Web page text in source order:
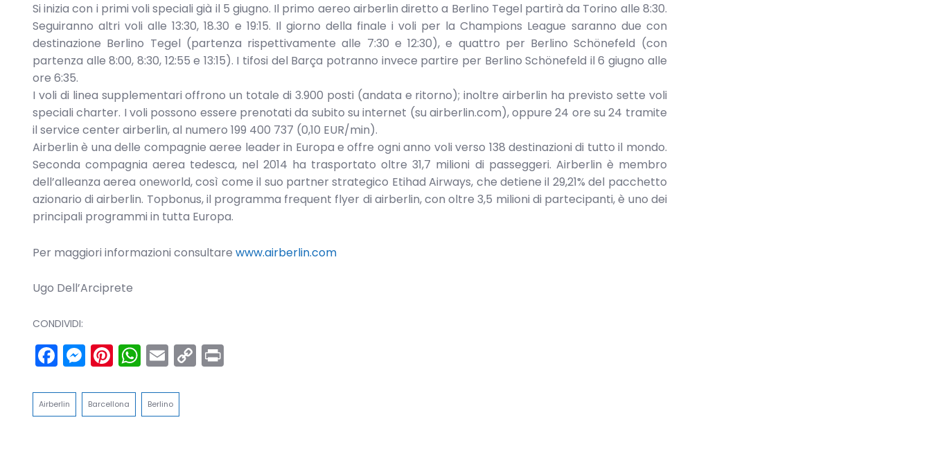
Si inizia con i primi voli speciali già il 5 giugno. Il primo aereo airberlin diretto a Berlino Tegel partirà da Torino alle 8:30.
Seguiranno altri voli alle 13:30, 18.30 e 19:15. Il giorno della finale i voli per la Champions League saranno due con
destinazione Berlino Tegel (partenza rispettivamente alle 7:30 e 12:30), e quattro per Berlino Schönefeld (con
partenza alle 8:00, 8:30, 12:55 e 13:15). I tifosi del Barça potranno invece partire per Berlino Schönefeld il 6 giugno alle
ore 6:35.
I voli di linea supplementari offrono un totale di 3.900 posti (andata e ritorno); inoltre airberlin ha previsto sette voli
speciali charter. I voli possono essere prenotati da subito su internet (su airberlin.com), oppure 24 ore su 24 tramite
il service center airberlin, al numero 199 400 737 (0,10 EUR/min).
Airberlin è una delle compagnie aeree leader in Europa e offre ogni anno voli verso 138 destinazioni di tutto il mondo.
Seconda compagnia aerea tedesca, nel 2014 ha trasportato oltre 31,7 milioni di passeggeri. Airberlin è membro
dell’alleanza aerea oneworld, così come il suo partner strategico Etihad Airways, che detiene il 29,21% del pacchetto
azionario di airberlin. Topbonus, il programma frequent flyer di airberlin, con oltre 3,5 milioni di partecipanti, è uno dei
principali programmi in tutta Europa.
Per maggiori informazioni consultare www.airberlin.com
Ugo Dell’Arciprete
CONDIVIDI:
Facebook
Messenger
Pinterest
WhatsApp
Email
Copy
Link
Airberlin Barcellona Berlino